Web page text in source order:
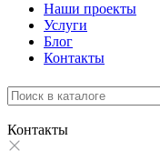
Наши проекты
Услуги
Блог
Контакты
Контакты